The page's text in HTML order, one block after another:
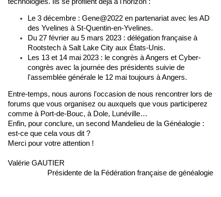
Le 3 décembre : Gene@2022 en partenariat avec les AD
des Yvelines à St-Quentin-en-Yvelines.
Du 27 février au 5 mars 2023 : délégation française à
Rootstech à Salt Lake City aux États-Unis.
Les 13 et 14 mai 2023 : le congrès à Angers et Cyber-
congrès avec la journée des présidents suivie de
l'assemblée générale le 12 mai toujours à Angers.
Entre-temps, nous aurons l'occasion de nous rencontrer lors de
forums que vous organisez ou auxquels que vous participerez
comme à Port-de-Bouc, à Dole, Lunéville…
Enfin, pour conclure, un second Mandelieu de la Généalogie :
est-ce que cela vous dit ?
Merci pour votre attention !
Valérie GAUTIER
Présidente de la Fédération française de généalogie